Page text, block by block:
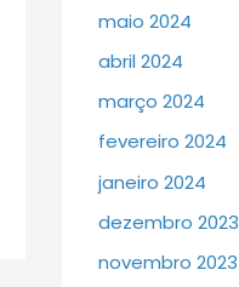
maio 2024
abril 2024
março 2024
fevereiro 2024
janeiro 2024
dezembro 2023
novembro 2023